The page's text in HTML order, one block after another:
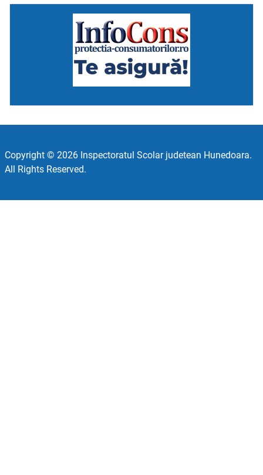
Copyright © 2026 Inspectoratul Scolar judetean Hunedoara.
All Rights Reserved.